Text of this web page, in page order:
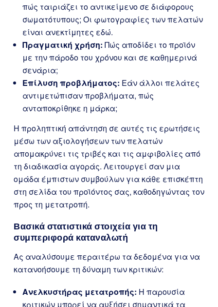
πώς ταιριάζει το αντικείμενο σε διάφορους
σωματότυπους; Οι φωτογραφίες των πελατών
είναι ανεκτίμητες εδώ.
Πραγματική χρήση: Πώς αποδίδει το προϊόν
με την πάροδο του χρόνου και σε καθημερινά
σενάρια;
Επίλυση προβλήματος: Εάν άλλοι πελάτες
αντιμετώπισαν προβλήματα, πώς
ανταποκρίθηκε η μάρκα;
Η προληπτική απάντηση σε αυτές τις ερωτήσεις
μέσω των αξιολογήσεων των πελατών
απομακρύνει τις τριβές και τις αμφιβολίες από
τη διαδικασία αγοράς. Λειτουργεί σαν μια
ομάδα έμπιστων συμβούλων για κάθε επισκέπτη
στη σελίδα του προϊόντος σας, καθοδηγώντας τον
προς τη μετατροπή.
Βασικά στατιστικά στοιχεία για τη
συμπεριφορά καταναλωτή
Ας αναλύσουμε περαιτέρω τα δεδομένα για να
κατανοήσουμε τη δύναμη των κριτικών:
Ανελκυστήρας μετατροπής: Η παρουσία
κριτικών μπορεί να αυξήσει σημαντικά τα